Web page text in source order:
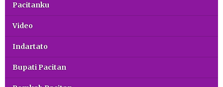
Pacitanku
Video
Indartato
Bupati Pacitan